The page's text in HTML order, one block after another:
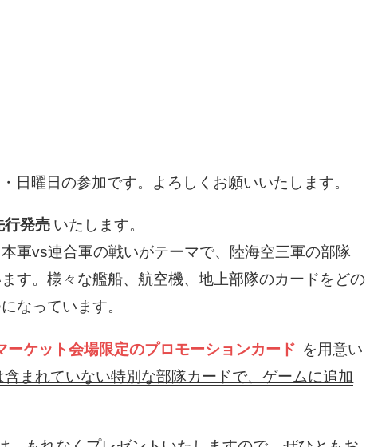
曜日の参加です。よろしくお願いいたします。
行発売 いたします。
軍vs連合軍の戦いがテーマで、陸海空三軍の部隊
す。様々な艦船、航空機、地上部隊のカードをどの
なっています。
ーケット会場限定のプロモーションカード を用意い
まれていない特別な部隊カードで、ゲームに追加